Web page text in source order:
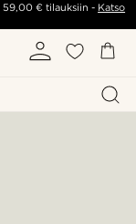
59,00 €tilauksiin - Katso